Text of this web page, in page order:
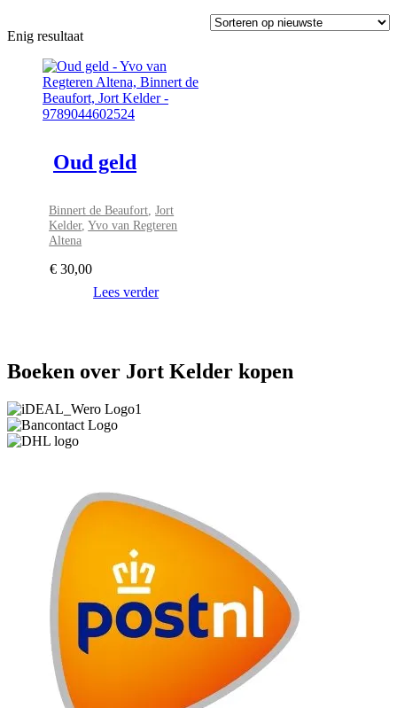
Enig resultaat
Oud geld
Binnert de Beaufort ,Jort
Kelder,Yvo van Regteren
Altena
€ 30,00
Lees verder
Boeken over Jort Kelder kopen